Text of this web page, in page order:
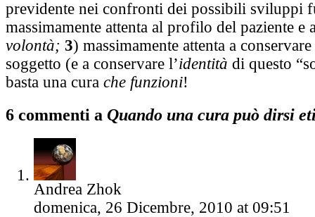
previdente nei confronti dei possibili sviluppi
massimamente attenta al profilo del paziente e
volontà; 3) massimamente attenta a
soggetto (e a conservare l’identità di questo
basta una cura che funzioni!
6 commenti a Quando una cura può dirsi
Andrea Zhok
domenica, 26 Dicembre, 2010 at 09:51